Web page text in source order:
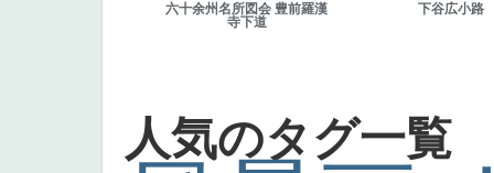
六十余州名所図会 豊前羅漢
寺下道
下谷広小路
人気のタグ一覧